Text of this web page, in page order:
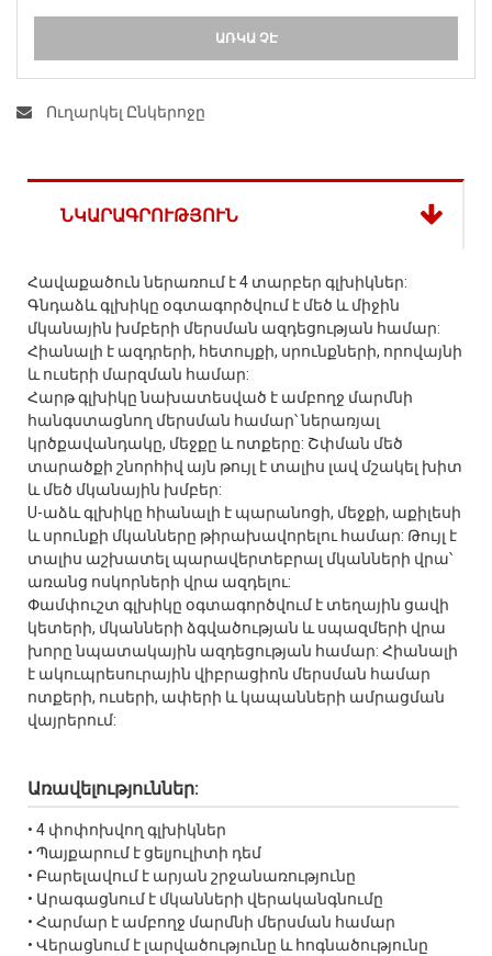
ԱՌԿԱ ՉԷ
Ուղարկել Ընկերոջը
ՆԿԱՐԱԳՐՈՒԹՅՈՒՆ
Հավաքածուն ներառում է 4 տարբեր գլխիկներ:
Գնդաձև գլխիկը օգտագործվում է մեծ և միջին
մկանային խմբերի մերսման ազդեցության համար:
Հիանալի է ազդրերի, հետույքի, սրունքների, որովայնի
և ուսերի մարզման համար:
Հարթ գլխիկը նախատեսված է ամբողջ մարմնի
հանգստացնող մերսման համար՝ ներառյալ
կրծքավանդակը, մեջքը և ոտքերը: Շփման մեծ
տարածքի շնորհիվ այն թույլ է տալիս լավ մշակել խիտ
և մեծ մկանային խմբեր:
U-աձև գլխիկը հիանալի է պարանոցի, մեջքի, աքիլեսի
և սրունքի մկանները թիրախավորելու համար: Թույլ է
տալիս աշխատել պարավերտեբրալ մկանների վրա՝
առանց ոսկորների վրա ազդելու:
Փամփուշտ գլխիկը օգտագործվում է տեղային ցավի
կետերի, մկանների ձգվածության և սպազմերի վրա
խորը նպատակային ազդեցության համար: Հիանալի
է ակուպրեսուրային վիբրացիոն մերսման համար
ոտքերի, ուսերի, ափերի և կապանների ամրացման
վայրերում:
Առավելություններ:
• 4 փոփոխվող գլխիկներ
• Պայքարում է ցելյուլիտի դեմ
• Բարելավում է արյան շրջանառությունը
• Արագացնում է մկանների վերականգնումը
• Հարմար է ամբողջ մարմնի մերսման համար
• Վերացնում է լարվածությունը և հոգնածությունը